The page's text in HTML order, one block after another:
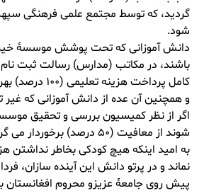
گردید، که توسط مجتمع علمی فرهنگی
شود.
دانش آموزانی که تحت پوشش موسسۀ
باشند، در مکاتب (مدارس) رسالت ثبت نام
کامل پرداخت هزینه تعلیمی (۱۰۰ درصد) بهره مند می باشند.
و همچنین آن عده از دانش آموزانی که
اگر از نظر کمیسیون بررسی و تحقیق
شوند از معافیت (۵۰ درصد) برخوردار می گردند.
به امید اینکه هیچ کودکی بخاطر نداشتن
نماند و در پرتو دانش این آینده سازان،
پیش روی جامعۀ عزیزو محروم افغانستان